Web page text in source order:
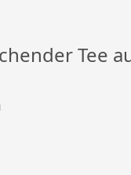
Tee